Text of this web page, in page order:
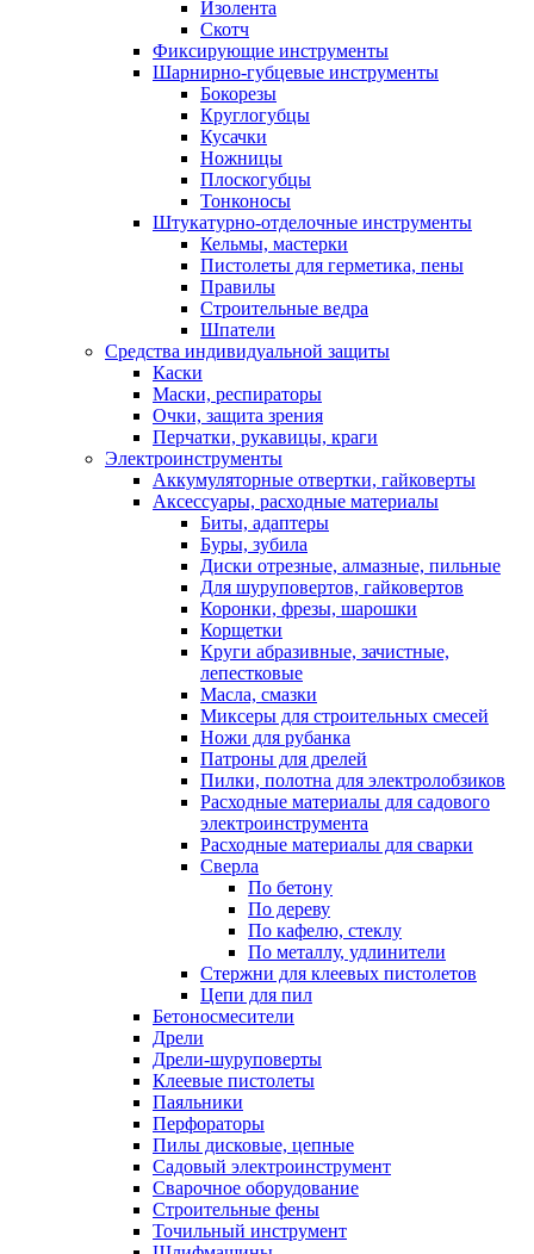
Изолента
Скотч
Фиксирующие инструменты
Шарнирно-губцевые инструменты
Бокорезы
Круглогубцы
Кусачки
Ножницы
Плоскогубцы
Тонконосы
Штукатурно-отделочные инструменты
Кельмы, мастерки
Пистолеты для герметика, пены
Правилы
Строительные ведра
Шпатели
Средства индивидуальной защиты
Каски
Маски, респираторы
Очки, защита зрения
Перчатки, рукавицы, краги
Электроинструменты
Аккумуляторные отвертки, гайковерты
Аксессуары, расходные материалы
Биты, адаптеры
Буры, зубила
Диски отрезные, алмазные, пильные
Для шуруповертов, гайковертов
Коронки, фрезы, шарошки
Корщетки
Круги абразивные, зачистные,
лепестковые
Масла, смазки
Миксеры для строительных смесей
Ножи для рубанка
Патроны для дрелей
Пилки, полотна для электролобзиков
Расходные материалы для садового
электроинструмента
Расходные материалы для сварки
Сверла
По бетону
По дереву
По кафелю, стеклу
По металлу, удлинители
Стержни для клеевых пистолетов
Цепи для пил
Бетоносмесители
Дрели
Дрели-шуруповерты
Клеевые пистолеты
Паяльники
Перфораторы
Пилы дисковые, цепные
Садовый электроинструмент
Сварочное оборудование
Строительные фены
Точильный инструмент